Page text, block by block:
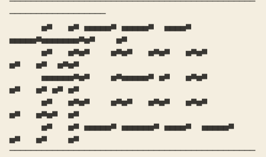
──────────────────
      ▄■   ▄■ ▄▄▄▄▄■ ▄▄▄▄▄■  ▄▄▄▄■
▄▄▄▄▄■▄▄▄▄▄▄▄■▄■    ▄■
      ▄■   ▄■▄■    ▄■▄■   ▄■▄■   ▄■▄■
▄■   ▄■  ▄■▄■
      ▄▄▄▄▄▄■▄■    ▄■▄▄▄▄▄■ ▄■   ▄■▄■
▄■   ▄■ ▄■ ▄■
      ▄■   ▄■▄■    ▄■▄■   ▄■▄■   ▄■▄■
▄■   ▄■▄■  ▄■
      ▄■   ▄■ ▄▄▄▄▄■ ▄▄▄▄▄▄■ ▄▄▄▄■  ▄▄▄▄▄■
▄■   ▄■    ▄■
──────────────────────────────────────────────